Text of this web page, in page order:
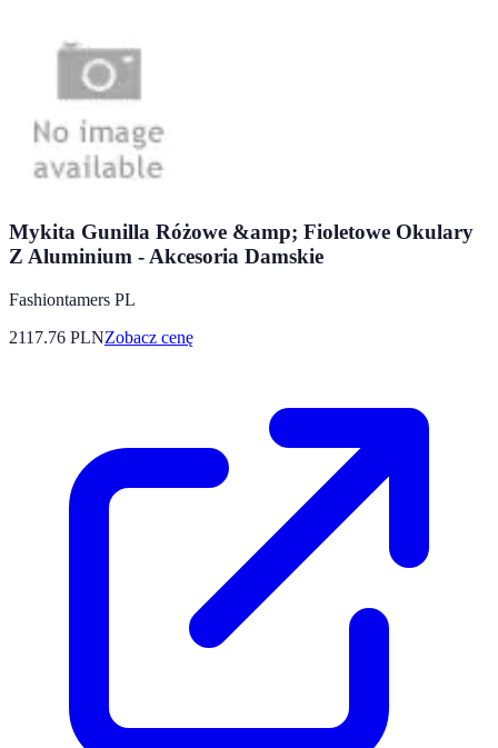
Mykita Gunilla Różowe &amp; Fioletowe Okulary
Z Aluminium - Akcesoria Damskie
Fashiontamers PL
2117.76 PLNZobacz cenę